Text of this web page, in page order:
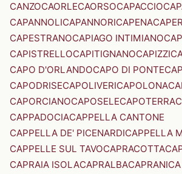
CANZOCAORLECAORSOCAPACCIO
CAPANNOLICAPANNORICAPENA
CAPESTRANOCAPIAGO INTIMIANO
CAPISTRELLOCAPITIGNANOCAPIZZI
CAPO D'ORLANDOCAPO DI PONTE
CAPODRISECAPOLIVERICAPOLONA
CAPORCIANOCAPOSELECAPOTERRA
CAPPADOCIACAPPELLA CANTONE
CAPPELLA DE' PICENARDICAPPELLA
CAPPELLE SUL TAVOCAPRACOTTA
CAPRAIA ISOLACAPRALBACAPRANICA